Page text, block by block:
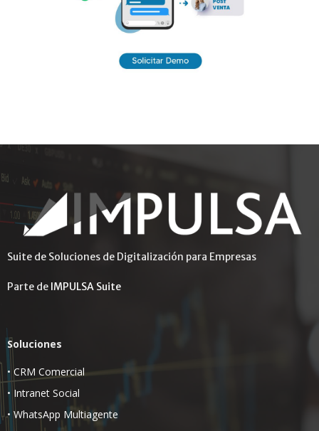
Suite de Soluciones de Digitalización para Empresas
Parte de IMPULSA Suite
Soluciones
•CRM Comercial
• Intranet Social
• WhatsApp Multiagente